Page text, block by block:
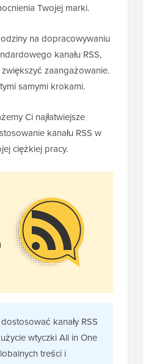
Twojej marki.
na dopracowywaniu
kanału RSS,
zaangażowanie.
samymi krokami.
Ci najłatwiejsze
kanału RSS w
ciężkiej pracy.
kanały RSS
wtyczki All in One
treści i